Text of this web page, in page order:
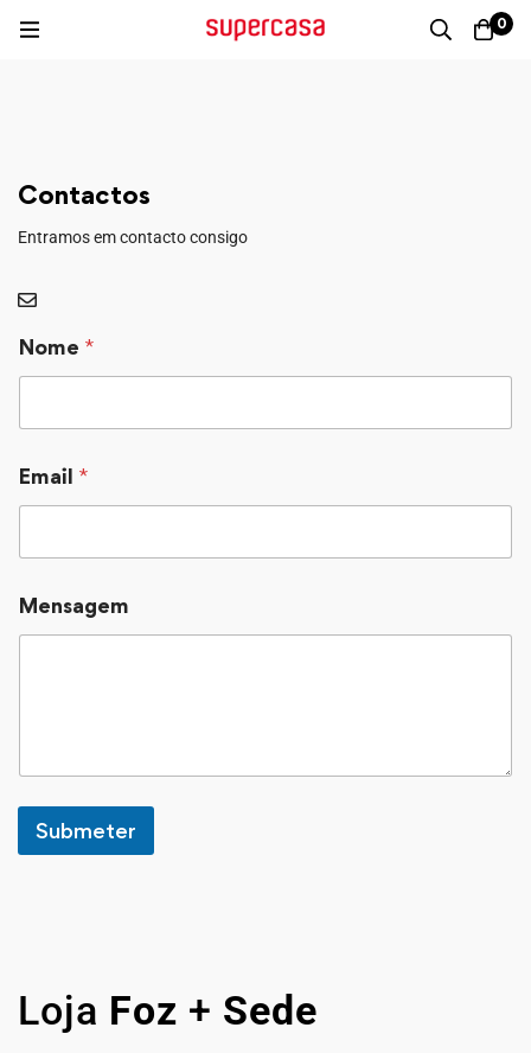
0
Contactos
Entramos em contacto consigo
Nome *
Email *
Mensagem
Submeter
Loja Foz + Sede